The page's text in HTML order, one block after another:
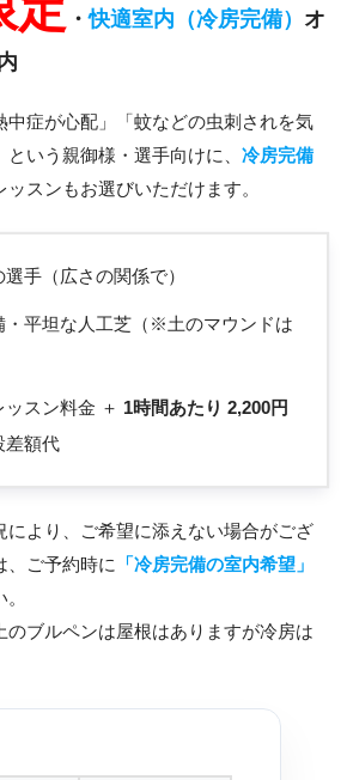
・快適室内（冷房完備） オ
中症が心配」「蚊などの虫刺されを気
いう親御様・選手向けに、 冷房完備
スンもお選びいただけます。
手（広さの関係で）
・平坦な人工芝（※土のマウンドは
ッスン料金 ＋ 1時間あたり 2,200円
差額代
より、ご希望に添えない場合がござ
、ご予約時に
「冷房完備の室内希望」
ブルペンは屋根はありますが冷房は